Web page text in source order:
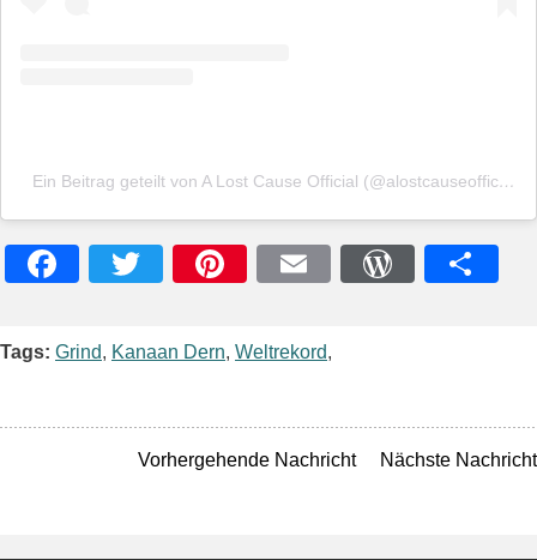
Ein Beitrag geteilt von A Lost Cause Official (@alostcauseofficial)
Tags: Grind, Kanaan Dern, Weltrekord,
Vorhergehende Nachricht Nächste Nachricht